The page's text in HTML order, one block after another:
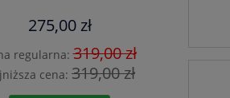
275,00 zł
regularna:319,00 zł
cena: 319,00 zł